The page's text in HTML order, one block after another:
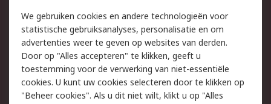
Track & Trace
Wettelijk
Cookiebeleid
Email veiligheid
Privacybeleid
Websitevoorwaarden
We gebruiken cookies en andere technologieën voor
statistische gebruiksanalyses, personalisatie en om
advertenties weer te geven op websites van derden.
Door op "Alles accepteren" te klikken, geeft u
toestemming voor de verwerking van niet-essentiële
cookies. U kunt uw cookies selecteren door te klikken op
"Beheer cookies". Als u dit niet wilt, klikt u op "Alles